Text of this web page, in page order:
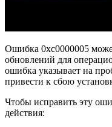
Ошибка 0xc0000005
обновлений для
ошибка указывает на
привести к сбою
Чтобы исправить эту
действия: